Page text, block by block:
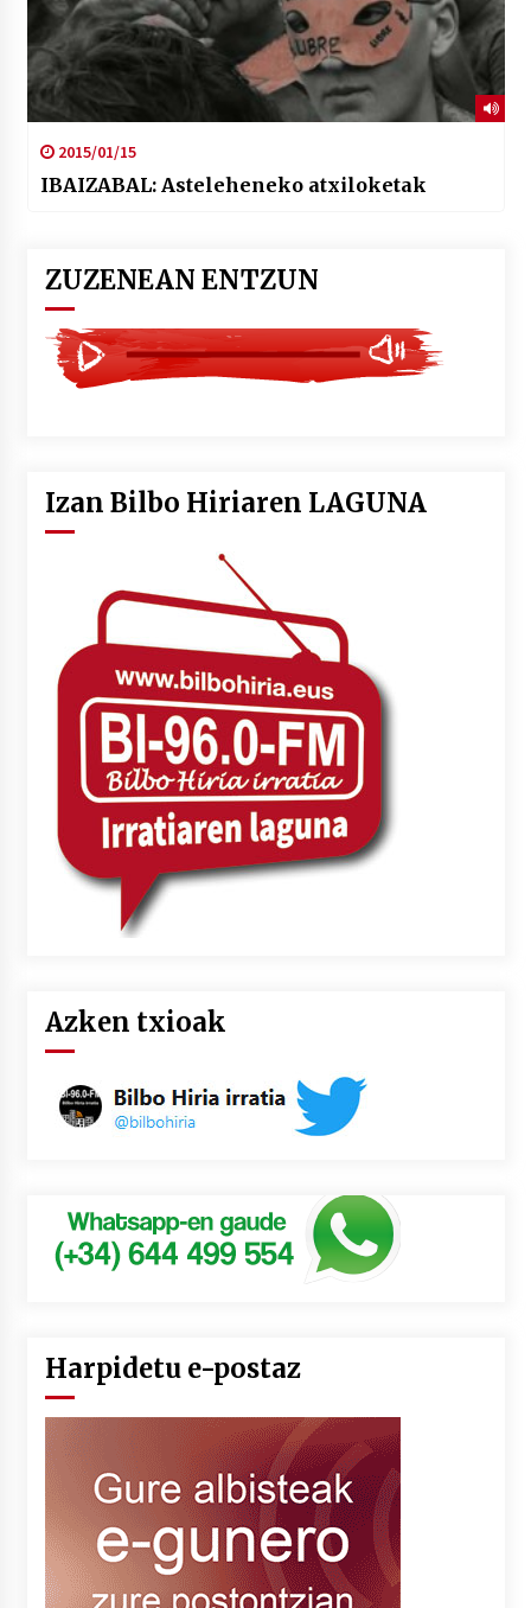
2015/01/15
IBAIZABAL: Asteleheneko atxiloketak
ZUZENEAN ENTZUN
Izan Bilbo Hiriaren LAGUNA
Azken txioak
Harpidetu e-postaz